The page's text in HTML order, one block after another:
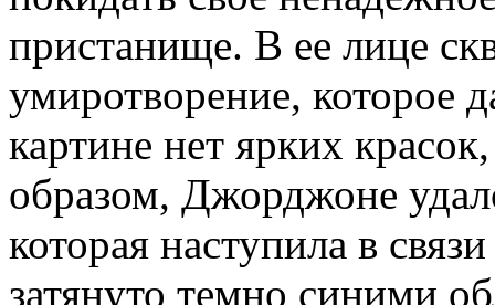
пристанище. В ее лице
умиротворение, которое
картине нет ярких
образом, Джорджоне
которая наступила в
затянуто темно синими